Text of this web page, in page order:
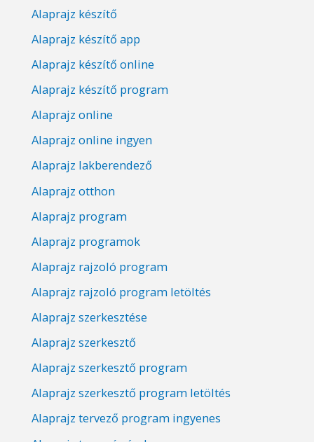
Alaprajz készítő
Alaprajz készítő app
Alaprajz készítő online
Alaprajz készítő program
Alaprajz online
Alaprajz online ingyen
Alaprajz lakberendező
Alaprajz otthon
Alaprajz program
Alaprajz programok
Alaprajz rajzoló program
Alaprajz rajzoló program letöltés
Alaprajz szerkesztése
Alaprajz szerkesztő
Alaprajz szerkesztő program
Alaprajz szerkesztő program letöltés
Alaprajz tervező program ingyenes